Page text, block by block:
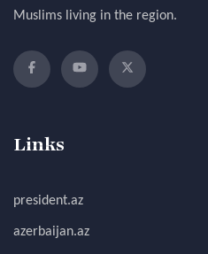
Muslims living in the region.
Links
president.az
azerbaijan.az